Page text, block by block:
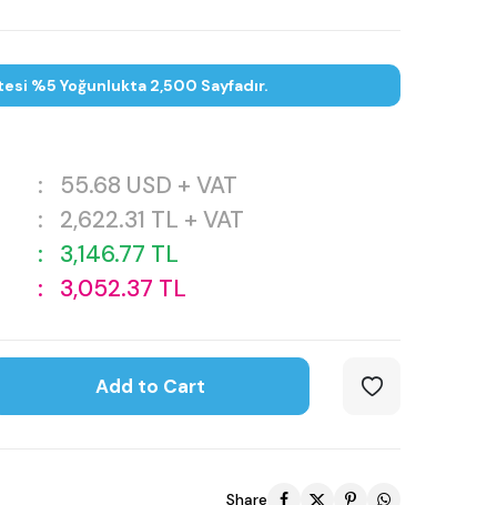
%5 Yoğunlukta 2,500 Sayfadır.
: 55.68 USD + VAT
:
2,622.31 TL + VAT
:
3,146.77 TL
:
3,052.37 TL
Add to Cart
Share